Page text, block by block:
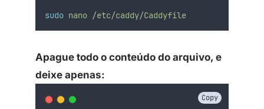
sudo nano /etc/caddy/Caddyfile
Apague todo o conteúdo do arquivo, e
deixe apenas:
Copy